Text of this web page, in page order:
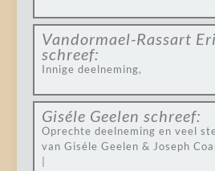
Vandormael-Rassart
schreef:
Innige deelneming,
Giséle Geelen schreef:
Oprechte deelneming en veel
van Giséle Geelen & Joseph